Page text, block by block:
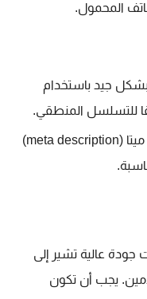
المحمول.
جيد باستخدام
ينبغي أن يكون لديك أيضًا وصف ميتا (meta description)
جودة عالية تشير إلى
يجب أن تكون